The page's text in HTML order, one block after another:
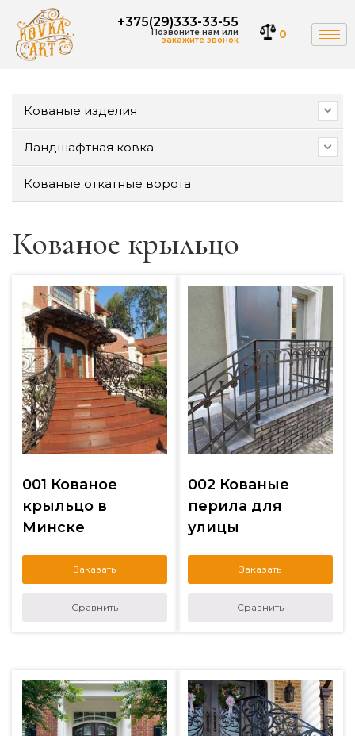
+375(29)333-33-55
Позвоните нам или
закажите звонок 0
Кованые изделия
Ландшафтная ковка
Кованые откатные ворота
Кованое крыльцо
001 Кованое
крыльцо в
Минске
Заказать
Сравнить
002 Кованые
перила для
улицы
Заказать
Сравнить